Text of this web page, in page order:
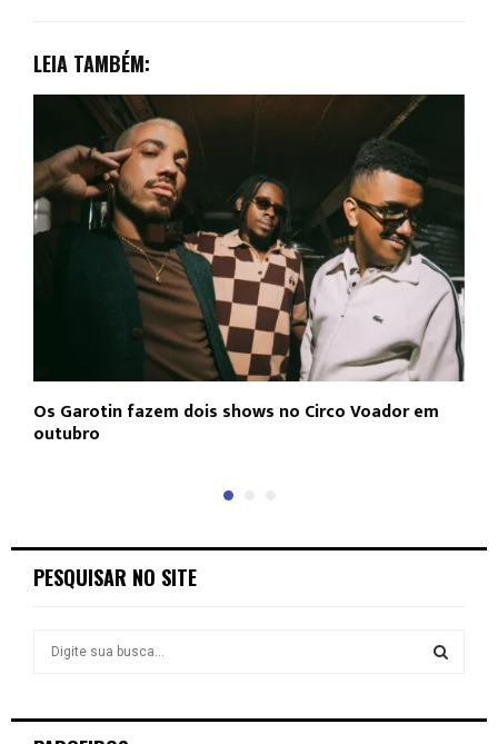
LEIA TAMBÉM:
Os Garotin fazem dois shows no Circo Voador em
outubro
PESQUISAR NO SITE